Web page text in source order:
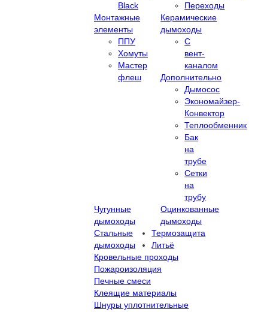
Black
Переходы
Монтажные
элементы
ППУ
Хомуты
Мастер
флеш
Керамические
дымоходы
С
вент-
каналом
Дополнительно
Дымосос
Экономайзер-
Конвектор
Теплообменник
Бак
на
трубе
Сетки
на
трубу
Чугунные
дымоходы
Оцинкованные
дымоходы
Стальные
дымоходы
Термозащита
Кровельные проходы
Пожароизоляция
Печные смеси
Клеящие материалы
Шнуры уплотнительные
Литьё